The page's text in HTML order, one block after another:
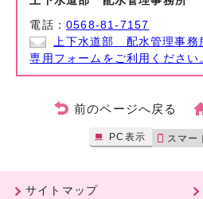
電話：0568-81-7157
上下水道部 配水管理事務
専用フォームをご利用ください
前のページへ戻る
PC表示 スマー
サイトマップ